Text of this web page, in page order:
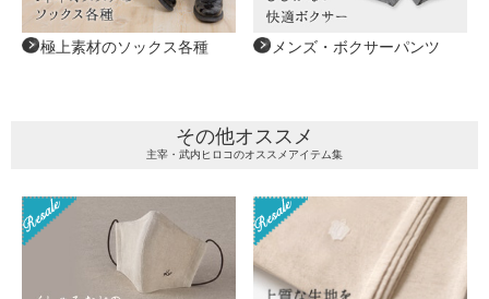
極上素材のソックス各種 メンズ・ボクサーパンツ
その他オススメ
主宰・武内ヒロコのオススメアイテム集